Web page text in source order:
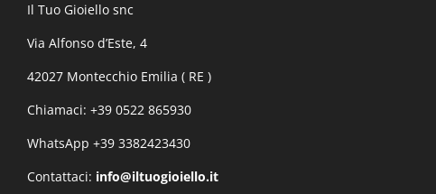
Il Tuo Gioiello snc
Via Alfonso d’Este, 4
42027 Montecchio Emilia ( RE )
Chiamaci: +39 0522 865930
WhatsApp +39 3382423430
Contattaci: info@iltuogioiello.it